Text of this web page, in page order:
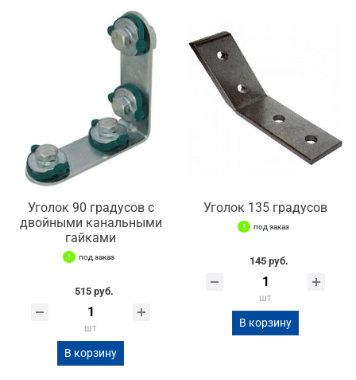
Уголок 90 градусов с
двойными канальными
гайками
под заказ
515 руб.
шт
В корзину
Уголок 135 градусов
под заказ
145 руб.
шт
В корзину